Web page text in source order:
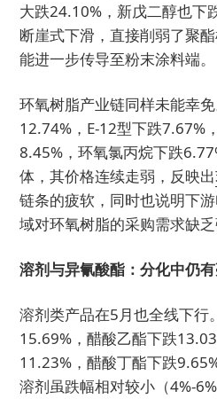
大跌24.10%，新戊二醇也下
断崖式下滑，直接削弱了聚
能进一步传导至粉末涂料端。
环氧树脂产业链同样未能幸
12.74%，E-12型下跌7.67%
8.45%，环氧氯丙烷下跌
体，其价格连续走弱，反映出
链条的疲软，同时也说明下
域对环氧树脂的采购需求缺乏
溶剂与异氰酸酯：分化中仍
溶剂类产品在5月也全线下行
15.69%，醋酸乙酯下跌
11.23%，醋酸丁酯下跌
溶剂虽跌幅相对较小（4%-